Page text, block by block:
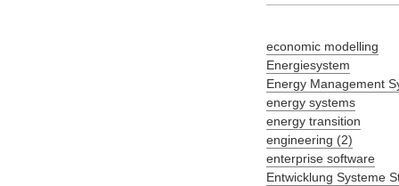
economic modelling
Energiesystem
Energy Management
energy systems
energy transition
engineering (2)
enterprise software
Entwicklung Systeme